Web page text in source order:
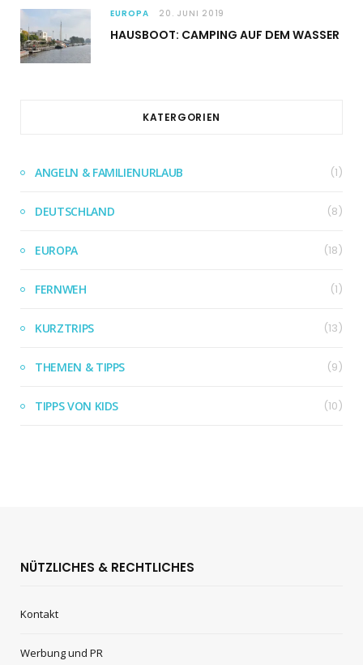
EUROPA 20. JUNI 2019
HAUSBOOT: CAMPING AUF DEM WASSER
KATERGORIEN
ANGELN & FAMILIENURLAUB (1)
DEUTSCHLAND (8)
EUROPA (18)
FERNWEH (1)
KURZTRIPS (13)
THEMEN & TIPPS (9)
TIPPS VON KIDS (10)
NÜTZLICHES & RECHTLICHES
Kontakt
Werbung und PR